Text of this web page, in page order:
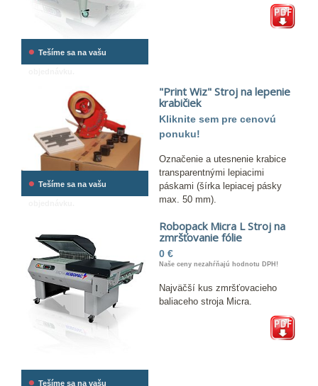
• Tešíme sa na vašu
• Tešíme sa na vašu
"Print Wiz" Stroj na lepenie
krabičiek
Kliknite sem pre cenovú
ponuku!
Označenie a utesnenie krabice
transparentnými lepiacimi
páskami (šírka lepiacej pásky
max. 50 mm).
Tešíme sa na vašu
Robopack Micra L Stroj na
zmršťovanie fólie
0 €
Naše ceny nezahŕňajú hodnotu DPH!
Najväčší kus zmršťovacieho
baliaceho stroja Micra.